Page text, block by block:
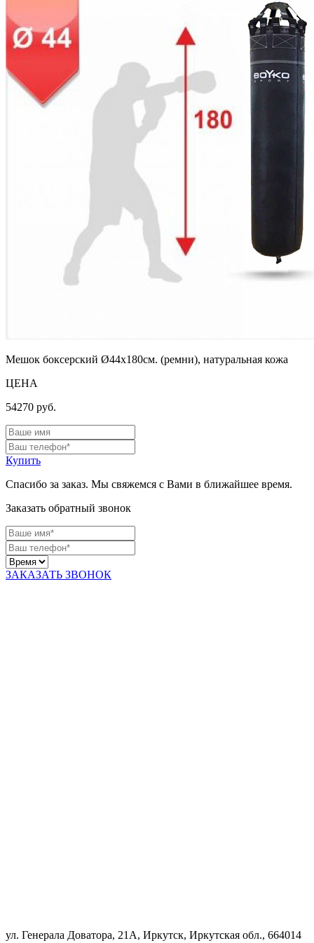
Мешок боксерский Ø44х180см. (ремни), натуральная кожа
ЦЕНА
54270 руб.
Купить
Спасибо за заказ. Мы свяжемся с Вами в ближайшее время.
Заказать обратный звонок
ЗАКАЗАТЬ ЗВОНОК
ул. Генерала Доватора, 21А, Иркутск, Иркутская обл., 664014